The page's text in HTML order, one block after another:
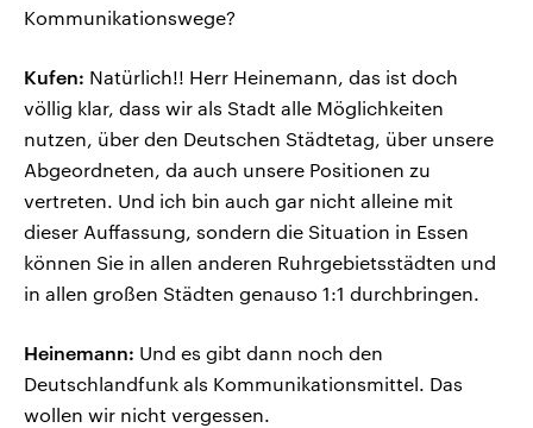
Kommunikationswege?
Kufen: Natürlich!! Herr Heinemann, das ist doch
völlig klar, dass wir als Stadt alle Möglichkeiten
nutzen, über den Deutschen Städtetag, über unsere
Abgeordneten, da auch unsere Positionen zu
vertreten. Und ich bin auch gar nicht alleine mit
dieser Auffassung, sondern die Situation in Essen
können Sie in allen anderen Ruhrgebietsstädten und
in allen großen Städten genauso 1:1 durchbringen.
Heinemann: Und es gibt dann noch den
Deutschlandfunk als Kommunikationsmittel. Das
wollen wir nicht vergessen.